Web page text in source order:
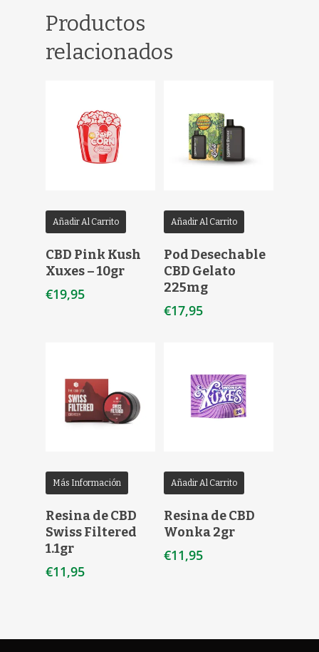
Productos
relacionados
Añadir Al Carrito
CBD Pink Kush
Xuxes – 10gr
€19,95
Añadir Al Carrito
Pod Desechable
CBD Gelato
225mg
€17,95
Más Información
Resina de CBD
Swiss Filtered
1.1gr
€11,95
Añadir Al Carrito
Resina de CBD
Wonka 2gr
€11,95